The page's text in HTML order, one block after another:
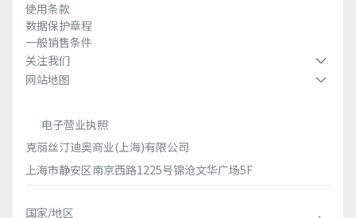
使用条款
数据保护章程
一般销售条件
关注我们
网站地图
电子营业执照
克丽丝汀迪奥商业(上海)有限公司
上海市静安区南京西路1225号锦沧文华广场5F
国家/地区